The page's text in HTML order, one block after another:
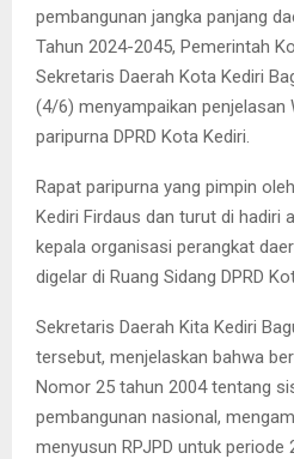
pembangunan jangka panjang
Tahun 2024-2045, Pemerintah
Sekretaris Daerah Kota Kediri
(4/6) menyampaikan penjelasan
paripurna DPRD Kota Kediri.
Rapat paripurna yang pimpin
Kediri Firdaus dan turut di hadiri
kepala organisasi perangkat
digelar di Ruang Sidang DPRD
Sekretaris Daerah Kita Kediri
tersebut, menjelaskan bahwa
Nomor 25 tahun 2004 tentang
pembangunan nasional,
menyusun RPJPD untuk periode